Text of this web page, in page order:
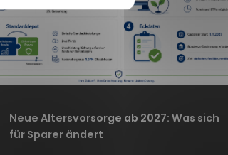
Neue Altersvorsorge ab 2027: Was sich
für Sparer ändert